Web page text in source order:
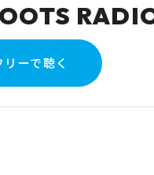
ーで聴く